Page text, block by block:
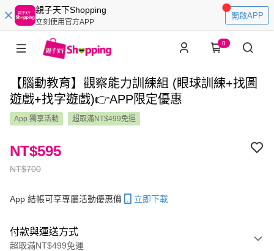
親子天下Shopping
立刻使用官方APP
開啟APP
0
【腦動教育】觀察能力訓練組 (眼球訓練+找圖
遊戲+找字遊戲)👉APP限定優惠
App 獨享活動 超取滿NT$499免運
NT$700
NT$595
App 結帳可享專屬活動優惠價 立即下載
付款與運送方式
超取滿NT$499免運